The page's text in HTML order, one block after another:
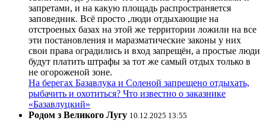
запретами, и на какую площадь распространяется
заповедник. Всё просто ,люди отдыхающие на
отстроеных базах на этой же территории ложили на все
эти постановления и маразматические законы у них
свои права оградились и вход запрещён, а простые люди
будут платить штрафы за тот же самый отдых только в
не огороженой зоне.
На берегах Базавлука и Соленой запрещено отдыхать,
рыбачить и охотиться? Что известно о заказнике
«Базавлуцкий»
Родом з Великого Лугу 10.12.2025 13:55